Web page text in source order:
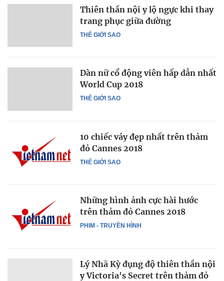
THẾ GIỚI SAO
Thiên thần nội y lộ ngực khi thay
trang phục giữa đường
THẾ GIỚI SAO
Dàn nữ cổ động viên hấp dẫn nhất
World Cup 2018
THẾ GIỚI SAO
10 chiếc váy đẹp nhất trên thảm
đỏ Cannes 2018
PHIM - TRUYỀN HÌNH
Những hình ảnh cực hài hước
trên thảm đỏ Cannes 2018
Lý Nhã Kỳ đụng độ thiên thần nội
y Victoria's Secret trên thảm đỏ